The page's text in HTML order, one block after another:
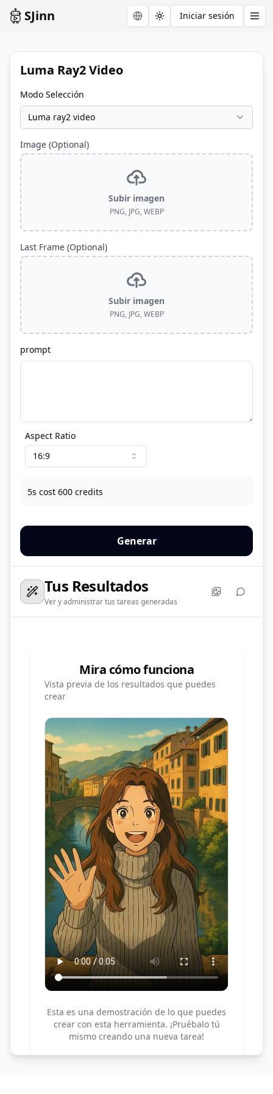
SJinn Toggle theme
Iniciar sesión
Luma Ray2 Video
Modo Selección
Luma ray2 video
Image (Optional)
Subir imagen
PNG, JPG, WEBP
Last Frame (Optional)
Subir imagen
PNG, JPG, WEBP
prompt
Aspect Ratio
16:9
5s cost 600 credits
Generar
Tus Resultados
Ver y administrar tus tareas generadas
Mira cómo funciona
Vista previa de los resultados que puedes
crear
Esta es una demostración de lo que puedes
crear con esta herramienta. ¡Pruébalo tú
mismo creando una nueva tarea!